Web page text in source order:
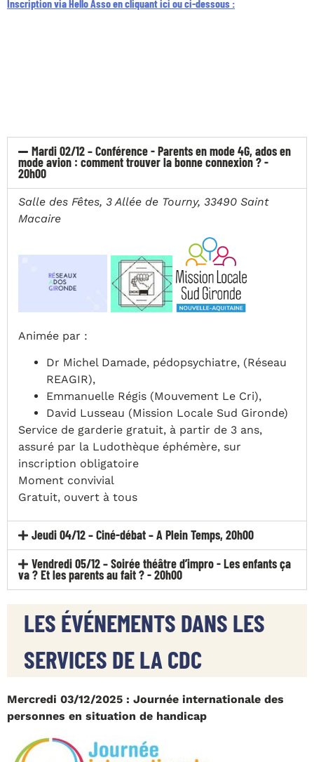
Inscription via Hello Asso en cliquant ici ou ci-dessous :
Mardi 02/12 – Conférence - Parents en mode 4G, ados en
mode avion : comment trouver la bonne connexion ? -
20h00
Salle des Fêtes, 3 Allée de Tourny, 33490 Saint
Macaire
Animée par :
Dr Michel Damade, pédopsychiatre, (Réseau
REAGIR),
Emmanuelle Régis (Mouvement Le Cri),
David Lusseau (Mission Locale Sud Gironde)
Service de garderie gratuit, à partir de 3 ans,
assuré par la Ludothèque éphémère, sur
inscription obligatoire
Moment convivial
Gratuit, ouvert à tous
Jeudi 04/12 – Ciné-débat – A Plein Temps, 20h00
Vendredi 05/12 – Soirée théâtre d’impro - Les enfants ça
va ? Et les parents au fait ? - 20h00
LES ÉVÉNEMENTS DANS LES
SERVICES DE LA CDC
Mercredi 03/12/2025 : Journée internationale des
personnes en situation de handicap